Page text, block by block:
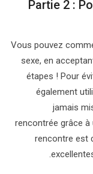
Partie 2 :
Vous pouvez
sexe, en
étapes ! Pour
également
jamais
rencontrée grâce à
rencontre est